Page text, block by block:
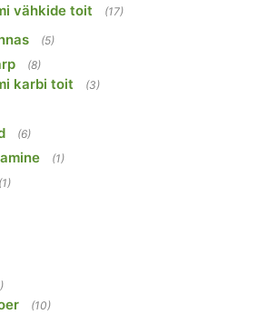
vähkide toit (17)
(5)
(8)
karbi toit (3)
(6)
(1)
(1)
(10)